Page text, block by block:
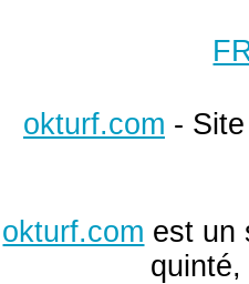
okturf.com -
okturf.com est un